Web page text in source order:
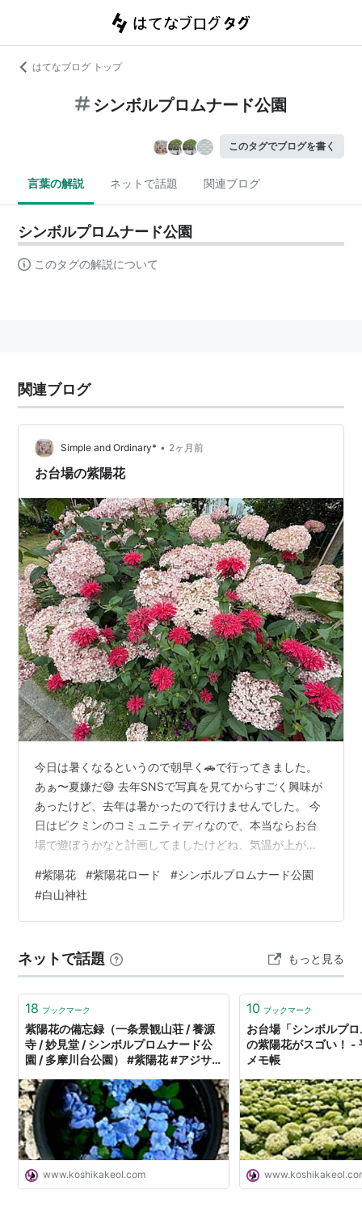
はてなブログ トップ
シンボルプロムナード公園
このタグでブログを書く
言葉の解説 ネットで話題 関連ブログ
シンボルプロムナード公園
このタグの解説について
関連ブログ
Simple and Ordinary* • 2ヶ月前
お台場の紫陽花
今日は暑くなるというので朝早く🚗で行ってきました。
あぁ〜夏嫌だ😅 去年SNSで写真を見てからすごく興味が
あったけど、去年は暑かったので行けませんでした。 今
日はピクミンのコミュニティディなので、本当ならお台
場で遊ぼうかなと計画してましたけどね、気温が上がる
#紫陽花 #紫陽花ロード #シンボルプロムナード公園
#白山神社
ネットで話題 もっと見る
18 ブックマーク
紫陽花の備忘録（一条景観山荘 / 養源
寺 / 妙見堂 / シンボルプロムナード公
園 / 多摩川台公園） #紫陽花 #アジサ
www.koshikakeol.com
10 ブックマーク
お台場「シンボルプ
の紫陽花がスゴい！ -
メモ帳